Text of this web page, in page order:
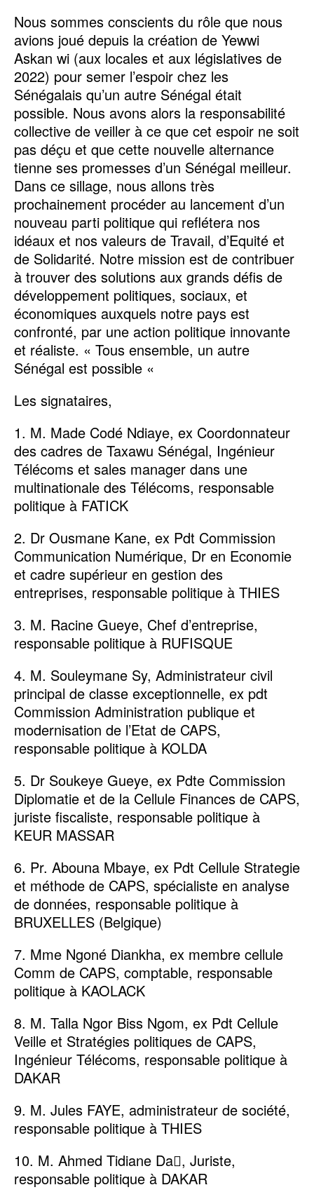
Nous sommes conscients du rôle que nous
avions joué depuis la création de Yewwi
Askan wi (aux locales et aux législatives de
2022) pour semer l’espoir chez les
Sénégalais qu’un autre Sénégal était
possible. Nous avons alors la responsabilité
collective de veiller à ce que cet espoir ne soit
pas déçu et que cette nouvelle alternance
tienne ses promesses d’un Sénégal meilleur.
Dans ce sillage, nous allons très
prochainement procéder au lancement d’un
nouveau parti politique qui reflétera nos
idéaux et nos valeurs de Travail, d’Equité et
de Solidarité. Notre mission est de contribuer
à trouver des solutions aux grands défis de
développement politiques, sociaux, et
économiques auxquels notre pays est
confronté, par une action politique innovante
et réaliste. « Tous ensemble, un autre
Sénégal est possible «
Les signataires,
1. M. Made Codé Ndiaye, ex Coordonnateur
des cadres de Taxawu Sénégal, Ingénieur
Télécoms et sales manager dans une
multinationale des Télécoms, responsable
politique à FATICK
2. Dr Ousmane Kane, ex Pdt Commission
Communication Numérique, Dr en Economie
et cadre supérieur en gestion des
entreprises, responsable politique à THIES
3. M. Racine Gueye, Chef d’entreprise,
responsable politique à RUFISQUE
4. M. Souleymane Sy, Administrateur civil
principal de classe exceptionnelle, ex pdt
Commission Administration publique et
modernisation de l’Etat de CAPS,
responsable politique à KOLDA
5. Dr Soukeye Gueye, ex Pdte Commission
Diplomatie et de la Cellule Finances de CAPS,
juriste fiscaliste, responsable politique à
KEUR MASSAR
6. Pr. Abouna Mbaye, ex Pdt Cellule Strategie
et méthode de CAPS, spécialiste en analyse
de données, responsable politique à
BRUXELLES (Belgique)
7. Mme Ngoné Diankha, ex membre cellule
Comm de CAPS, comptable, responsable
politique à KAOLACK
8. M. Talla Ngor Biss Ngom, ex Pdt Cellule
Veille et Stratégies politiques de CAPS,
Ingénieur Télécoms, responsable politique à
DAKAR
9. M. Jules FAYE, administrateur de société,
responsable politique à THIES
10. M. Ahmed Tidiane Da􏰀, Juriste,
responsable politique à DAKAR